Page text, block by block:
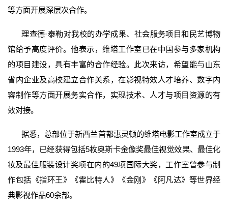
等方面开展深层次合作。
理查德·泰勒对我校的办学成果、社会服务项目和民艺博物
馆给予高度评价。他表示，维塔工作室已在中国参与多家机构
的项目建设，具有丰富的合作经验。此次来访，希望能与山东
省内企业及高校建立合作关系，在影视特效人才培养、数字内
容制作等方面开展务实合作，实现技术、人才与项目资源的有
效对接。
据悉，总部位于新西兰首都惠灵顿的维塔电影工作室成立于
1993年，已经获得包括5枚奥斯卡金像奖最佳视觉效果、最佳化
妆及最佳服装设计奖项在内的49项国际大奖，工作室曾参与制
作包括《指环王》《霍比特人》《金刚》《阿凡达》等世界经
典影视作品60余部。